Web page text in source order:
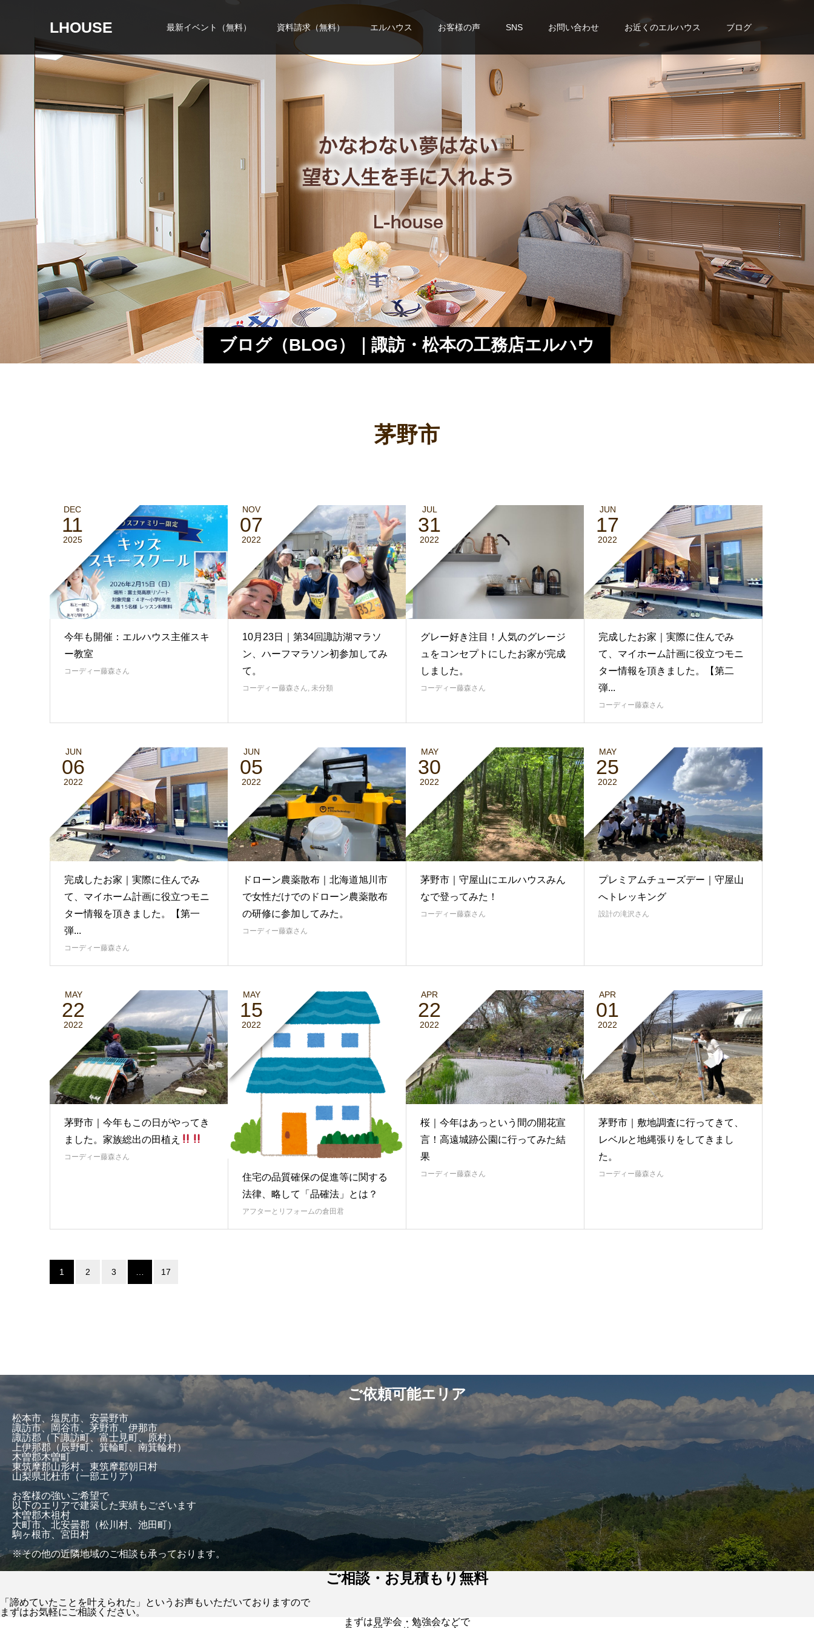
LHOUSE 最新イベント（無料） 資料請求（無料） エルハウス お客様の声 SNS お問い合わせ お近くのエルハウス ブログ
ブログ（BLOG）｜諏訪・松本の工務店エルハウ
茅野市
DEC
11
2025
今年も開催：エルハウス主催スキ
ー教室
コーディー藤森さん
NOV
07
2022
10月23日｜第34回諏訪湖マラソ
ン、ハーフマラソン初参加してみ
て。
コーディー藤森さん, 未分類
JUL
31
2022
グレー好き注目！人気のグレージ
ュをコンセプトにしたお家が完成
しました。
コーディー藤森さん
JUN
17
2022
完成したお家｜実際に住んでみ
て、マイホーム計画に役立つモニ
ター情報を頂きました。【第二
弾...
コーディー藤森さん
JUN
06
2022
完成したお家｜実際に住んでみ
て、マイホーム計画に役立つモニ
ター情報を頂きました。【第一
弾...
コーディー藤森さん
JUN
05
2022
ドローン農薬散布｜北海道旭川市
で女性だけでのドローン農薬散布
の研修に参加してみた。
コーディー藤森さん
MAY
30
2022
茅野市｜守屋山にエルハウスみん
なで登ってみた！
コーディー藤森さん
MAY
25
2022
プレミアムチューズデー｜守屋山
へトレッキング
設計の滝沢さん
MAY
22
2022
茅野市｜今年もこの日がやってき
ました。家族総出の田植え
コーディー藤森さん
MAY
15
2022
住宅の品質確保の促進等に関する
法律、略して「品確法」とは？
アフターとリフォームの倉田君
APR
22
2022
桜｜今年はあっという間の開花宣
言！高遠城跡公園に行ってみた結
果
コーディー藤森さん
APR
01
2022
茅野市｜敷地調査に行ってきて、
レベルと地縄張りをしてきまし
た。
コーディー藤森さん
1 2 3 17
ご依頼可能エリア
松本市、塩尻市、安曇野市
諏訪市、岡谷市、茅野市、伊那市
諏訪郡（下諏訪町、富士見町、原村）
上伊那郡（辰野町、箕輪町、南箕輪村）
木曽郡木曽町
東筑摩郡山形村、東筑摩郡朝日村
山梨県北杜市（一部エリア）
お客様の強いご希望で
以下のエリアで建築した実績もございます
木曽郡木祖村
大町市、北安曇郡（松川村、池田町）
駒ヶ根市、宮田村
※その他の近隣地域のご相談も承っております。
ご相談・お見積もり無料
「諦めていたことを叶えられた」というお声もいただいておりますので
まずはお気軽にご相談ください。
まずは見学会・勉強会などで